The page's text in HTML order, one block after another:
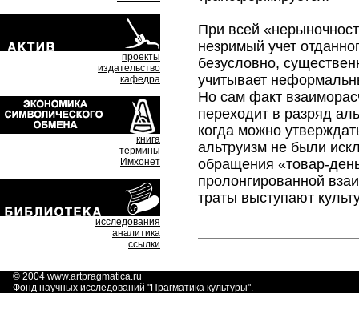
проекты
издательство
кафедра
книга
термины
Имхонет
исследования
аналитика
ссылки
При всей
незримый учет
безусловно,
учитывает
Но сам факт
переходит в разряд
когда можно
альтруизм не были
обращения «товар-
пролонгированной
траты выступают
© 2004 www.artpragmatica.ru
Фонд научных исследований "Прагматика культуры".